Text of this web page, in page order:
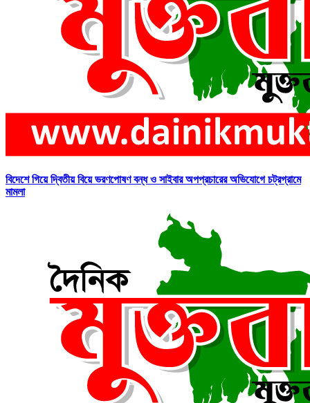
বিদেশে গিয়ে দ্বিতীয় বিয়ে ভরণপোষণ বন্ধ ও সাইবার অপপ্রচারের অভিযোগে চট্রগ্রামে
মামলা